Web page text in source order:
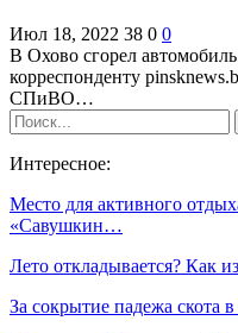
Июл 18, 2022 38 0 0
В Охово сгорел
корреспонденту
СПиВО…
Интересное:
Место для активного
«Савушкин…
Лето откладывается? Как
За сокрытие падежа скота